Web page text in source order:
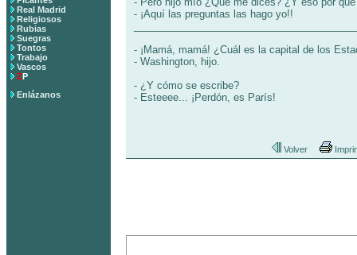
Real Madrid
Religiosos
Rubias
Suegras
Tontos
Trabajo
Vascos
ZP
Enlázanos
- ¡Aquí las preguntas las hago yo!!
- ¡Mamá, mamá! ¿Cuál es la capital de los
- Washington, hijo.
- ¿Y cómo se escribe?
- Esteeee... ¡Perdón, es París!
Volver